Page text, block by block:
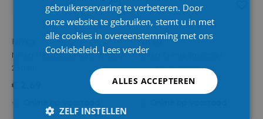
Nivea
Nivea Men Douchegel Vitality
250ml
€ 2,69
Nivea
Nivea Creme Intensief
Voedend 200ml
€ 4,49
gebruikerservaring te verbeteren. Door
onze website te gebruiken, stemt u in met
alle cookies in overeenstemming met ons
Cookiebeleid. Lees verder
ALLES ACCEPTEREN
ZELF INSTELLEN